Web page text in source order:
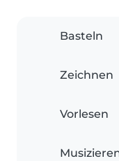
Basteln
Zeichnen
Vorlesen